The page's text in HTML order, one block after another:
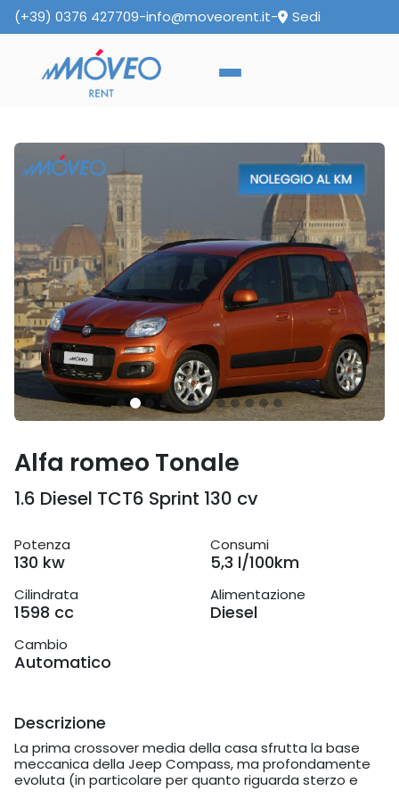
(+39) 0376 427709-info@moveorent.it- Sedi
Alfa romeo Tonale
1.6 Diesel TCT6 Sprint 130 cv
Potenza
130 kw
Consumi
5,3 l/100km
Cilindrata
1598 cc
Alimentazione
Diesel
Cambio
Automatico
Descrizione
La prima crossover media della casa sfrutta la base
meccanica della Jeep Compass, ma profondamente
evoluta (in particolare per quanto riguarda sterzo e